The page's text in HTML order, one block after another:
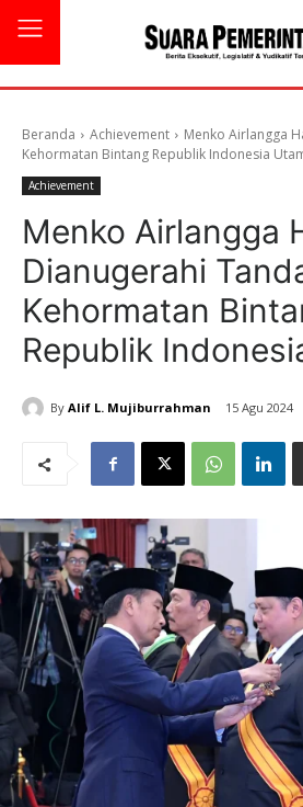
Beranda Achievement
Menko Airlangga
Kehormatan Bintang Republik Indonesia
Achievement
Menko Airlangga
Dianugerahi
Kehormatan
Republik
By Alif L. Mujiburrahman 15 Agu 2024